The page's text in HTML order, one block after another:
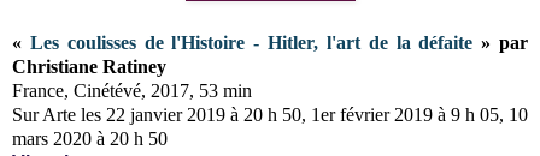
« Les coulisses de l'Histoire - Hitler, l'art de la défaite » par
Christiane Ratiney
France, Cinétévé, 2017, 53 min
Sur Arte les 22 janvier 2019 à 20 h 50, 1er février 2019 à 9 h 05, 10
mars 2020 à 20 h 50